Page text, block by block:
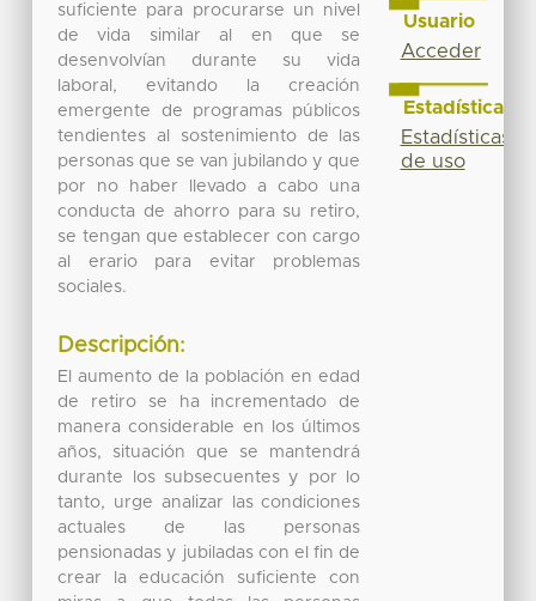
suficiente para procurarse un nivel
de vida similar al en que se
desenvolvían durante su vida
laboral, evitando la creación
emergente de programas públicos
tendientes al sostenimiento de las
personas que se van jubilando y que
por no haber llevado a cabo una
conducta de ahorro para su retiro,
se tengan que establecer con cargo
al erario para evitar problemas
sociales.
Descripción:
El aumento de la población en edad
de retiro se ha incrementado de
manera considerable en los últimos
años, situación que se mantendrá
durante los subsecuentes y por lo
tanto, urge analizar las condiciones
actuales de las personas
pensionadas y jubiladas con el fin de
crear la educación suficiente con
Usuario
Acceder
Estadísticas
Estadísticas
de uso